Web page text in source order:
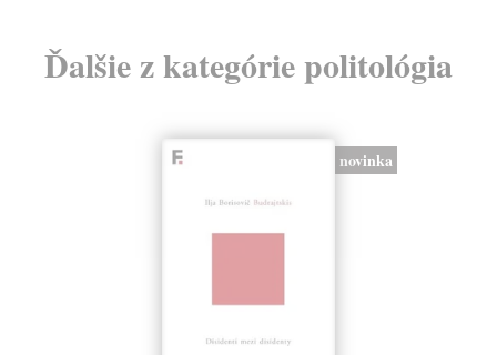
Ďalšie z kategórie politológia
novinka